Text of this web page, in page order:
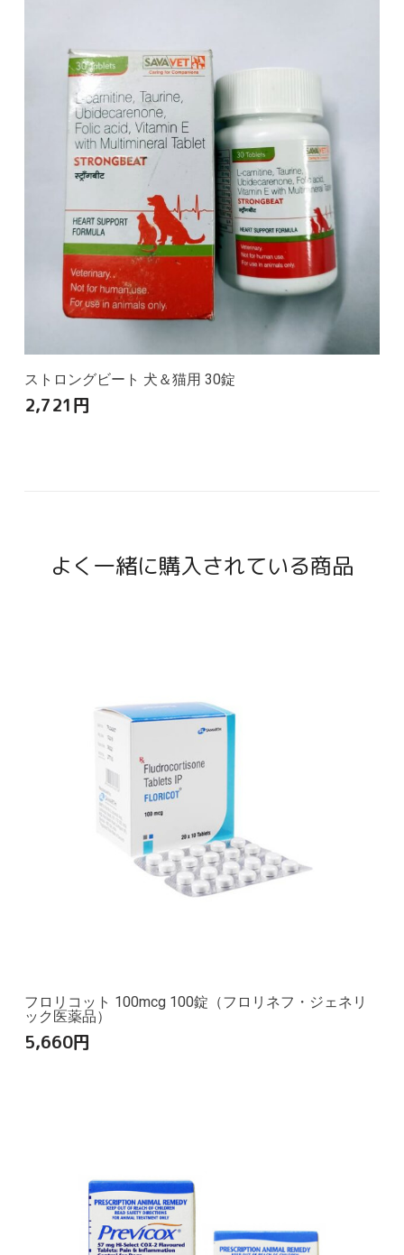
ストロングビート 犬＆猫用 30錠
2,721円
よく一緒に購入されている商品
フロリコット 100mcg 100錠（フロリネフ・ジェネリ
ック医薬品）
5,660円